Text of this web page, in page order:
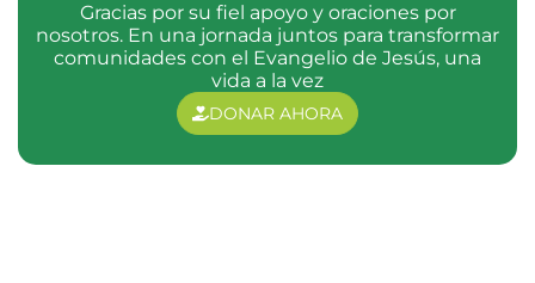
Gracias por su fiel apoyo y oraciones por
nosotros. En una jornada juntos para transformar
comunidades con el Evangelio de Jesús, una
vida a la vez
DONAR AHORA